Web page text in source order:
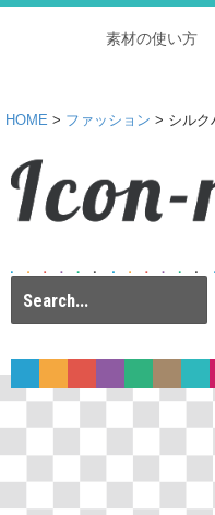
素材の使い方
HOME > ファッション > シルク